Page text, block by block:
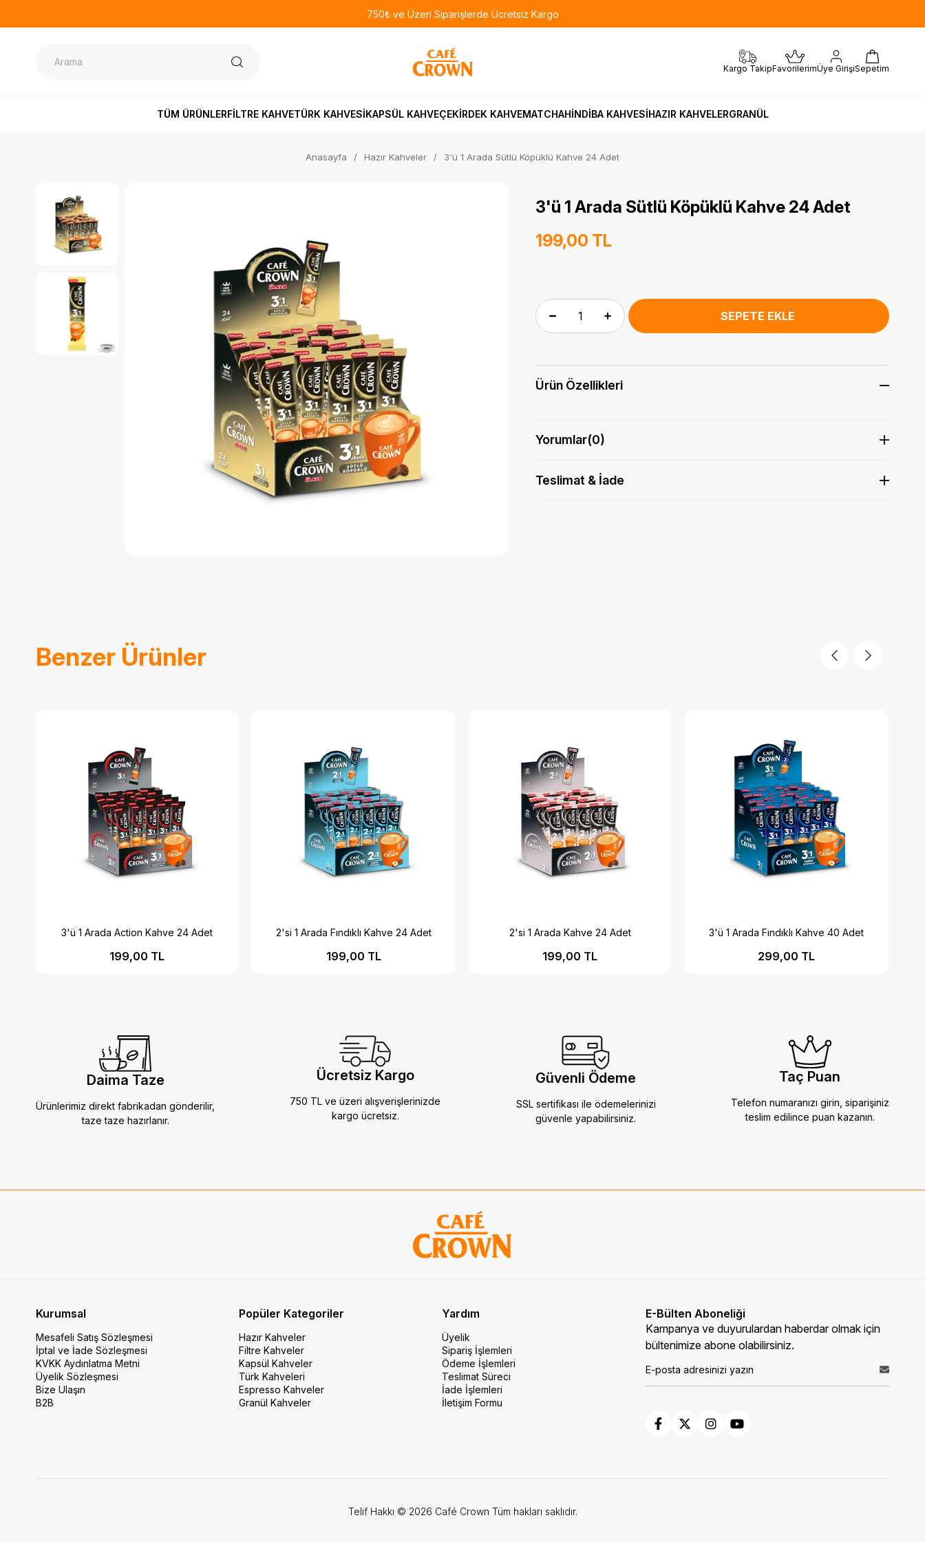
750₺ ve Üzeri Siparişlerde Ücretsiz Kargo
Kargo TakipFavorilerimÜye GirişiSepetim
TÜM ÜRÜNLERFİLTRE KAHVETÜRK KAHVESİKAPSÜL KAHVEÇEKİRDEK KAHVEMATCHAHİNDİBA KAHVESİHAZIR KAHVELERGRANÜL
Anasayfa Hazır Kahveler 3'ü 1 Arada Sütlü Köpüklü Kahve 24 Adet
3'ü 1 Arada Sütlü Köpüklü Kahve 24 Adet
199,00 TL
Ürün Özellikleri
Yorumlar(0)
Teslimat & İade
Benzer Ürünler
3'ü 1 Arada Action Kahve 24 Adet
199,00 TL
2'si 1 Arada Fındıklı Kahve 24 Adet
199,00 TL
2'si 1 Arada Kahve 24 Adet
199,00 TL
3'ü 1 Arada Fındıklı Kahve 40 Adet
299,00 TL
Daima Taze
Ürünlerimiz direkt fabrikadan gönderilir,
taze taze hazırlanır.
Ücretsiz Kargo
750 TL ve üzeri alışverişlerinizde
kargo ücretsiz.
Güvenli Ödeme
SSL sertifikası ile ödemelerinizi
güvenle yapabilirsiniz.
Taç Puan
Telefon numaranızı girin, siparişiniz
teslim edilince puan kazanın.
Kurumsal
Mesafeli Satış Sözleşmesi
İptal ve İade Sözleşmesi
KVKK Aydınlatma Metni
Üyelik Sözleşmesi
Bize Ulaşın
B2B
Popüler Kategoriler
Hazır Kahveler
Filtre Kahveler
Kapsül Kahveler
Türk Kahveleri
Espresso Kahveler
Granül Kahveler
Yardım
Üyelik
Sipariş İşlemleri
Ödeme İşlemleri
Teslimat Süreci
İade İşlemleri
İletişim Formu
E-Bülten Aboneliği
Kampanya ve duyurulardan haberdar olmak için
bültenimize abone olabilirsiniz.
Telif Hakkı © 2026 Café Crown Tüm hakları saklıdır.